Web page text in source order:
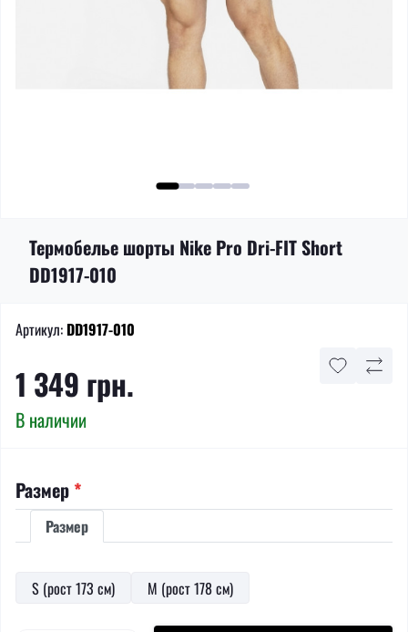
Термобелье шорты Nike Pro Dri-FIT Short
DD1917-010
Артикул: DD1917-010
1 349 грн.
В наличии
Размер *
Размер
S (рост 173 см) M (рост 178 см)